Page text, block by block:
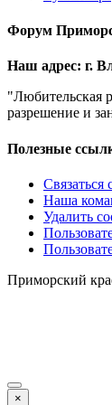
Форум
Наш адрес: г.
"Любительская
разрешение и
Полезные
Связаться
Наша
Удалить
Приморский
×